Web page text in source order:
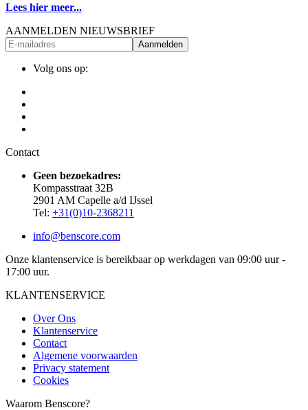
Lees hier meer...
AANMELDEN NIEUWSBRIEF
Aanmelden
Volg ons op:
Contact
Geen bezoekadres:
Kompasstraat 32B
2901 AM Capelle a/d IJssel
Tel: +31(0)10-2368211
info@benscore.com
Onze klantenservice is bereikbaar op werkdagen van 09:00 uur -
17:00 uur.
KLANTENSERVICE
Over Ons
Klantenservice
Contact
Algemene voorwaarden
Privacy statement
Cookies
Waarom Benscore?